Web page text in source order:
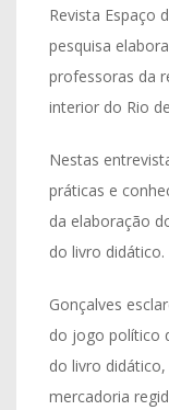
Revista Espaço
pesquisa
professoras da
interior do Rio
Nestas
práticas e
da elaboração
do livro didático.
Gonçalves
do jogo político
do livro
mercadoria